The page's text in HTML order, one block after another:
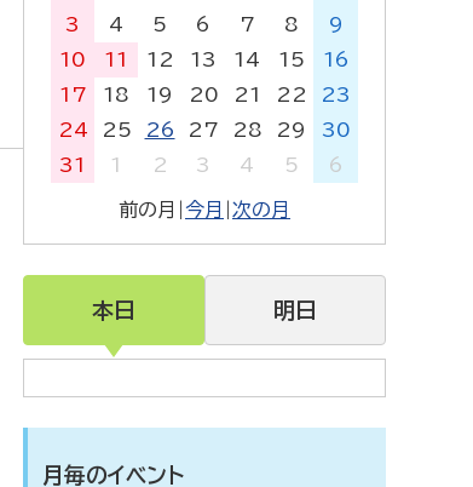
3
4 5 6 7 8
9
10
11 12 13 14 15
16
17
18 19 20 21 22
23
24
25 26 27 28 29
30
31
1 2 3 4 5 6
前の月 今月 次の月
本日 明日
月毎のイベント